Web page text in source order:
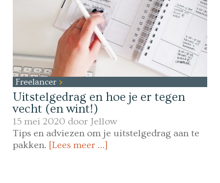
Freelancer
Uitstelgedrag en hoe je er tegen
vecht (en wint!)
15 mei 2020 door Jellow
Tips en adviezen om je uitstelgedrag aan te
pakken. [Lees meer …]